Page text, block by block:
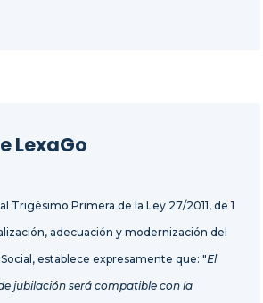
LexaGo
Trigésimo Primera de la Ley 27/2011, de 1
adecuación y modernización del
establece expresamente que: "El
jubilación será compatible con la